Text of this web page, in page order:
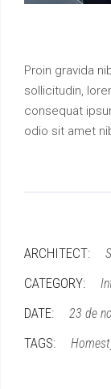
Proin gravida
sollicitudin,
consequat
odio sit amet
ARCHITECT:
CATEGORY:
DATE: 23 de
TAGS: